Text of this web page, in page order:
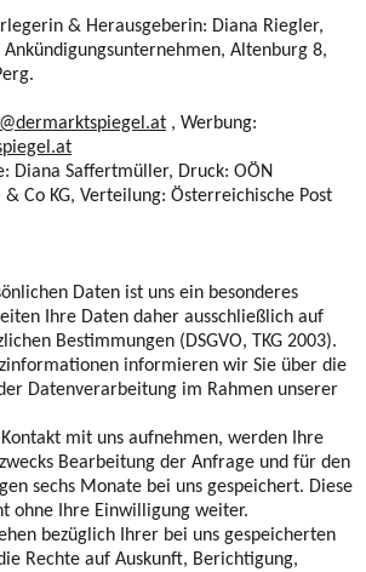
& Herausgeberin: Diana Riegler,
Altenburg 8,
, Werbung:
Diana Saffertmüller, Druck: OÖN
Co KG, Verteilung: Österreichische Post
Daten ist uns ein besonderes
Ihre Daten daher ausschließlich auf
Bestimmungen (DSGVO, TKG 2003).
informieren wir Sie über die
Datenverarbeitung im Rahmen unserer
mit uns aufnehmen, werden Ihre
Bearbeitung der Anfrage und für den
sechs Monate bei uns gespeichert. Diese
ohne Ihre Einwilligung weiter.
bezüglich Ihrer bei uns gespeicherten
Rechte auf Auskunft, Berichtigung,